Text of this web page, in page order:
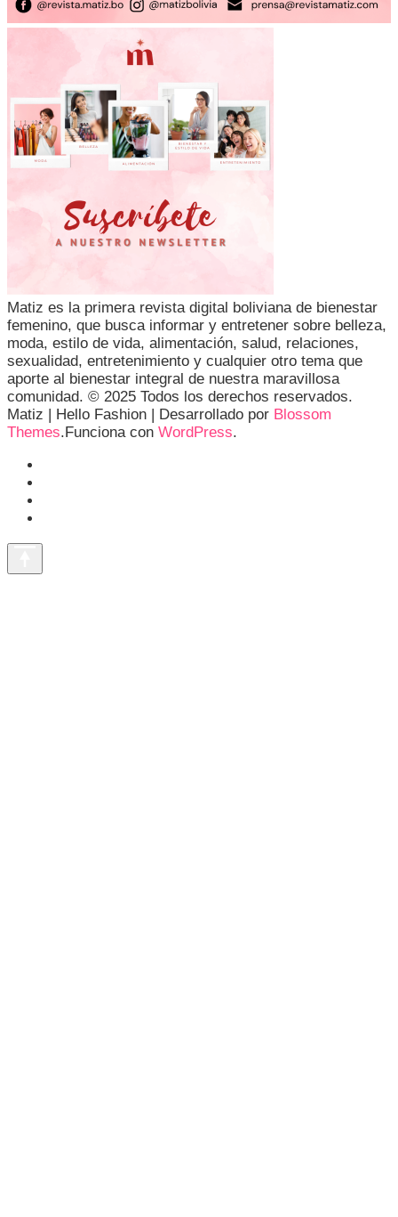
Matiz es la primera revista digital boliviana de bienestar
femenino, que busca informar y entretener sobre belleza,
moda, estilo de vida, alimentación, salud, relaciones,
sexualidad, entretenimiento y cualquier otro tema que
aporte al bienestar integral de nuestra maravillosa
comunidad. © 2025 Todos los derechos reservados.
Matiz | Hello Fashion | Desarrollado por Blossom
Themes.Funciona con WordPress.